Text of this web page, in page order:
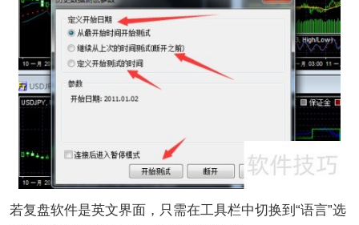
若复盘软件是英文界面，只需在工具栏中切换到“语言”选